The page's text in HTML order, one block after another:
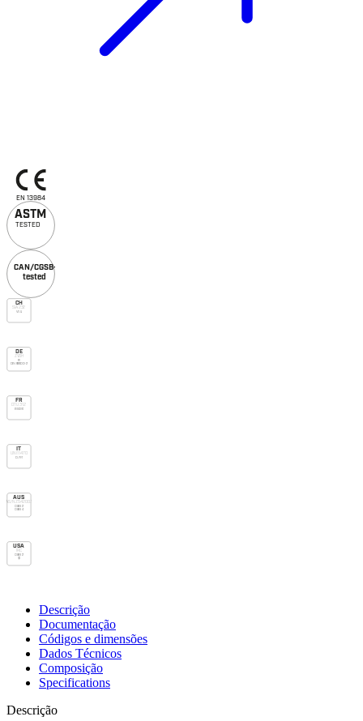
EN 13984
TESTED
ASTM
CAN/CGSB-51.33-M89
tested
CH
SIA 232
V.v.u.
DE
ZVDH
Fv
DIN 68800-2
FR
DTU 31.2
Bs dve
IT
UNI 11470
D/R1
AUS
AS/NZS 4200.1
class 2
class 4
USA
IRC
class 2
Descrição
Documentação
Códigos e dimensões
Dados Técnicos
Composição
Specifications
Descrição